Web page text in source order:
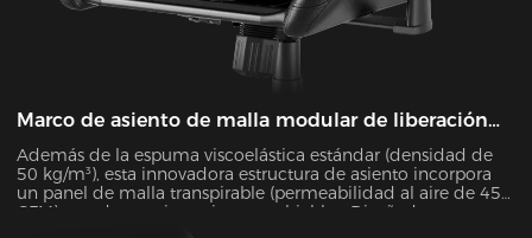
Marco de asiento de malla modular de liberación
rápida
Además de la espuma viscoelástica estándar (densidad de
50 kg/m³), esta innovadora estructura de asiento incorpora
un panel de malla transpirable (permeabilidad al aire de 45
CFM) con dos versiones intercambiables. Diseñada para una